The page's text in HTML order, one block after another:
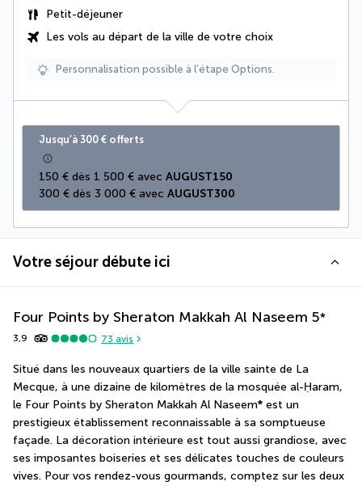
Petit-déjeuner
Les vols au départ de la ville de votre choix
Personnalisation possible à l’étape Options.
Jusqu’à 300 € offerts
150 € dès 1 500 € avec AUGUST150
300 € dès 3 000 € avec AUGUST300
Votre séjour débute ici
Four Points by Sheraton Makkah Al Naseem 5*
3,9 73 avis
Situé dans les nouveaux quartiers de la ville sainte de La
Mecque, à une dizaine de kilomètres de la mosquée al-Ḥaram,
le Four Points by Sheraton Makkah Al Naseem* est un
prestigieux établissement reconnaissable à sa somptueuse
façade. La décoration intérieure est tout aussi grandiose, avec
ses imposantes boiseries et ses délicates touches de couleurs
vives. Pour vos rendez-vous gourmands, comptez sur les deux